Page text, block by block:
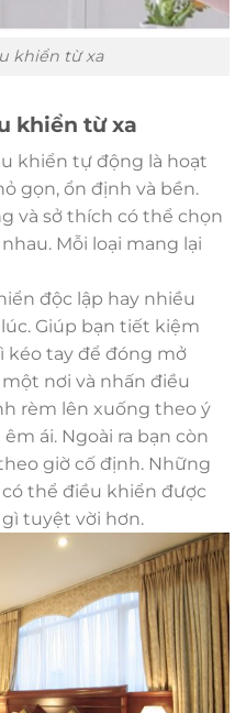
khiển từ xa
khiển từ xa
khiển tự động là hoạt
gọn, ổn định và bền.
và sở thích có thể chọn
Mỗi loại mang lại
độc lập hay nhiều
Giúp bạn tiết kiệm
kéo tay để đóng mở
nơi và nhấn điều
rèm lên xuống theo ý
ái. Ngoài ra bạn còn
giờ cố định. Những
thể điều khiển được
tuyệt vời hơn.